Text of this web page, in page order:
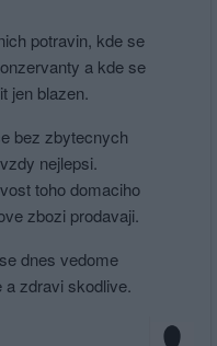
potravin, kde se
a kde se
jen blazen.
bez zbytecnych
nejlepsi.
toho domaciho
zbozi prodavaji.
dnes vedome
a zdravi skodlive.